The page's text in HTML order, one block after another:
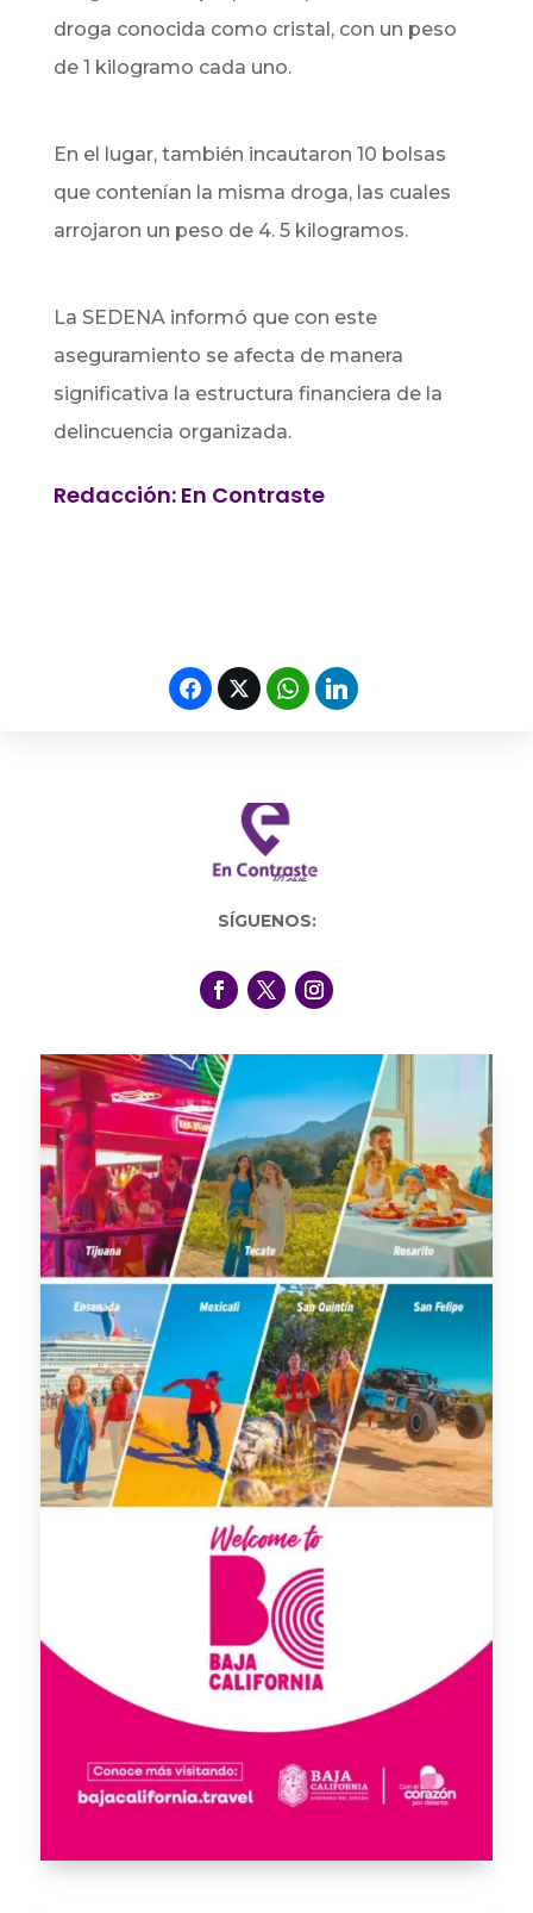
droga conocida como cristal, con un peso
de 1 kilogramo cada uno.
En el lugar, también incautaron 10 bolsas
que contenían la misma droga, las cuales
arrojaron un peso de 4. 5 kilogramos.
La SEDENA informó que con este
aseguramiento se afecta de manera
significativa la estructura financiera de la
delincuencia organizada.
Redacción: En Contraste
SÍGUENOS: